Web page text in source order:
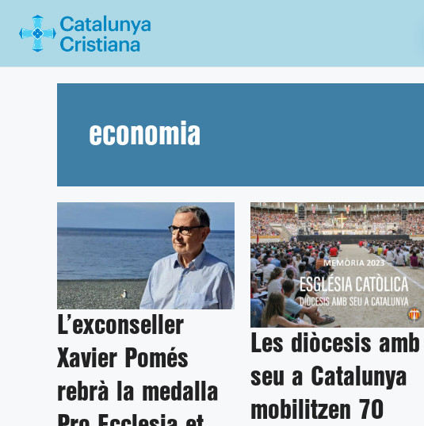
economia
L’exconseller
Xavier Pomés
rebrà la medalla
Les diòcesis amb
seu a Catalunya
mobilitzen 70